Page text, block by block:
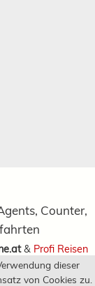
dieser
von Cookies zu.
Counter,
& Profi Reisen